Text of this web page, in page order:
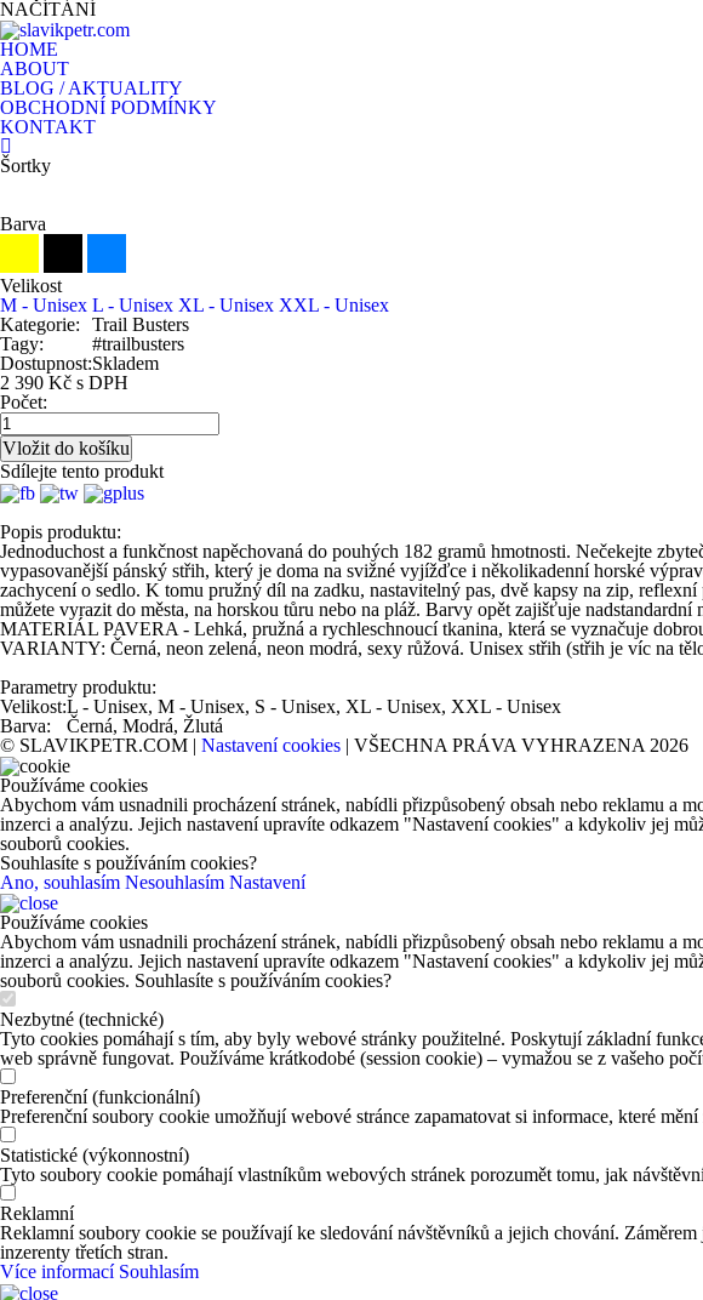
NAČÍTÁNÍ
HOME
ABOUT
BLOG / AKTUALITY
OBCHODNÍ PODMÍNKY
KONTAKT
Šortky
Barva
Velikost
M - Unisex L - Unisex XL - Unisex XXL - Unisex
Kategorie:
Trail Busters
Tagy:
#trailbusters
Dostupnost:Skladem
2 390 Kč s DPH
Počet:
Sdílejte tento produkt
Popis produktu:
Jednoduchost a funkčnost napěchovaná do pouhých 182 gramů hmotnosti. Nečekejte
vypasovanější pánský střih, který je doma na svižné vyjížďce i několikadenní horské
zachycení o sedlo. K tomu pružný díl na zadku, nastavitelný pas, dvě kapsy na zip,
můžete vyrazit do města, na horskou tůru nebo na pláž. Barvy opět zajišťuje
MATERIÁL PAVERA - Lehká, pružná a rychleschnoucí tkanina, která se vyznačuje
VARIANTY: Černá, neon zelená, neon modrá, sexy růžová. Unisex střih (střih je víc na
Parametry produktu:
Velikost:L - Unisex, M - Unisex, S - Unisex, XL - Unisex, XXL - Unisex
Barva:
Černá, Modrá, Žlutá
© SLAVIKPETR.COM | Nastavení cookies | VŠECHNA PRÁVA VYHRAZENA 2026
Používáme cookies
Abychom vám usnadnili procházení stránek, nabídli přizpůsobený obsah nebo reklamu a
inzerci a analýzu. Jejich nastavení upravíte odkazem "Nastavení cookies" a kdykoliv jej
souborů cookies.
Souhlasíte s používáním cookies?
Ano, souhlasím Nesouhlasím Nastavení
Používáme cookies
Abychom vám usnadnili procházení stránek, nabídli přizpůsobený obsah nebo reklamu a
inzerci a analýzu. Jejich nastavení upravíte odkazem "Nastavení cookies" a kdykoliv jej
souborů cookies. Souhlasíte s používáním cookies?
Nezbytné (technické)
Tyto cookies pomáhají s tím, aby byly webové stránky použitelné. Poskytují základní
web správně fungovat. Používáme krátkodobé (session cookie) – vymažou se z vašeho
Preferenční (funkcionální)
Preferenční soubory cookie umožňují webové stránce zapamatovat si informace, které
Statistické (výkonnostní)
Tyto soubory cookie pomáhají vlastníkům webových stránek porozumět tomu, jak
Reklamní
Reklamní soubory cookie se používají ke sledování návštěvníků a jejich chování.
inzerenty třetích stran.
Více informací Souhlasím